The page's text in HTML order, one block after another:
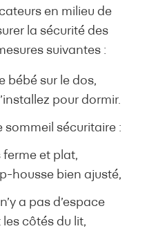
en milieu de
la sécurité des
suivantes :
bébé sur le dos,
pour dormir.
sommeil sécuritaire :
et plat,
housse bien ajusté,
a pas d’espace
côtés du lit,